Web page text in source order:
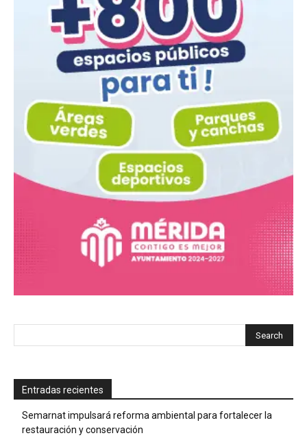
Entradas recientes
Semarnat impulsará reforma ambiental para fortalecer la
restauración y conservación